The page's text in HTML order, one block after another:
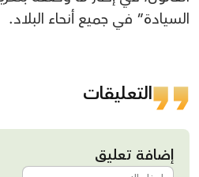
السيادة” في جميع أنحاء البلاد.
التعليقات
إضافة تعليق